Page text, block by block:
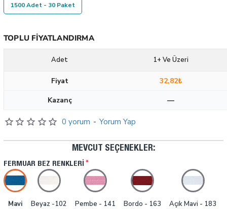
0 yorum - Yorum Yap
1500 Adet - 30 Paket
MEVCUT SEÇENEKLER:
FERMUAR BEZ RENKLERI
Mavi Beyaz -102 Pembe - 141 Bordo - 163 Açık Mavi - 183
TOPLU FIYATLANDIRMA
Adet 1+ Ve Üzeri
Fiyat
32,82₺
Kazanç
—